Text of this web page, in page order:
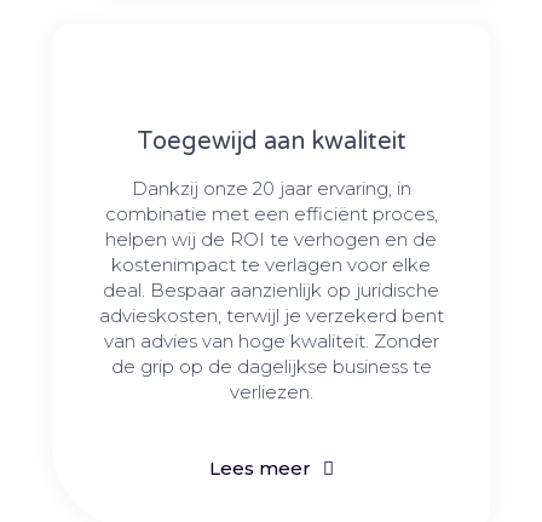
Toegewijd aan kwaliteit
Dankzij onze 20 jaar ervaring, in
combinatie met een efficiënt proces,
helpen wij de ROI te verhogen en de
kostenimpact te verlagen voor elke
deal. Bespaar aanzienlijk op juridische
advieskosten, terwijl je verzekerd bent
van advies van hoge kwaliteit. Zonder
de grip op de dagelijkse business te
verliezen.
Lees meer